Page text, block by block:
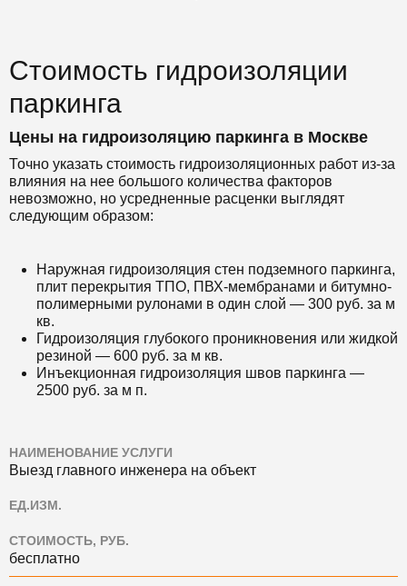
Стоимость гидроизоляции
паркинга
Цены на гидроизоляцию паркинга в Москве
Точно указать стоимость гидроизоляционных работ из-за
влияния на нее большого количества факторов
невозможно, но усредненные расценки выглядят
следующим образом:
Наружная гидроизоляция стен подземного паркинга,
плит перекрытия ТПО, ПВХ-мембранами и битумно-
полимерными рулонами в один слой — 300 руб. за м
кв.
Гидроизоляция глубокого проникновения или жидкой
резиной — 600 руб. за м кв.
Инъекционная гидроизоляция швов паркинга —
2500 руб. за м п.
НАИМЕНОВАНИЕ УСЛУГИ
Выезд главного инженера на объект
ЕД.ИЗМ.
СТОИМОСТЬ, РУБ.
бесплатно